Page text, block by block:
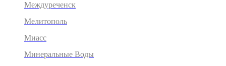
Междуреченск
Мелитополь
Миасс
Минеральные Воды